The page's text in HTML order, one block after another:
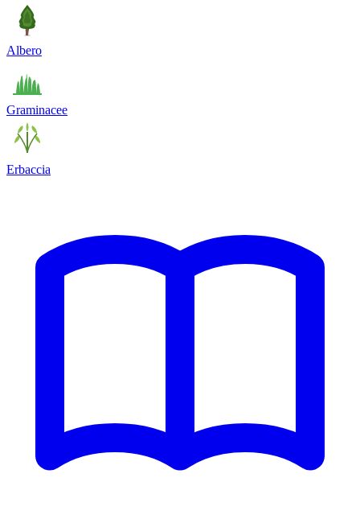
Albero
Graminacee
Erbaccia